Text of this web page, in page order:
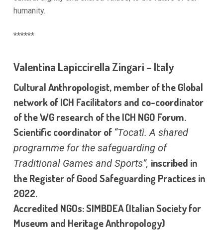
humanity.
******
Valentina Lapiccirella Zingari – Italy
Cultural Anthropologist, member of the Global
network of ICH Facilitators and co-coordinator
of the WG research of the ICH NGO Forum.
Scientific coordinator of “Tocatì. A shared
programme for the safeguarding of
Traditional Games and Sports”, inscribed in
the Register of Good Safeguarding Practices in
2022.
Accredited NGOs: SIMBDEA (Italian Society for
Museum and Heritage Anthropology)